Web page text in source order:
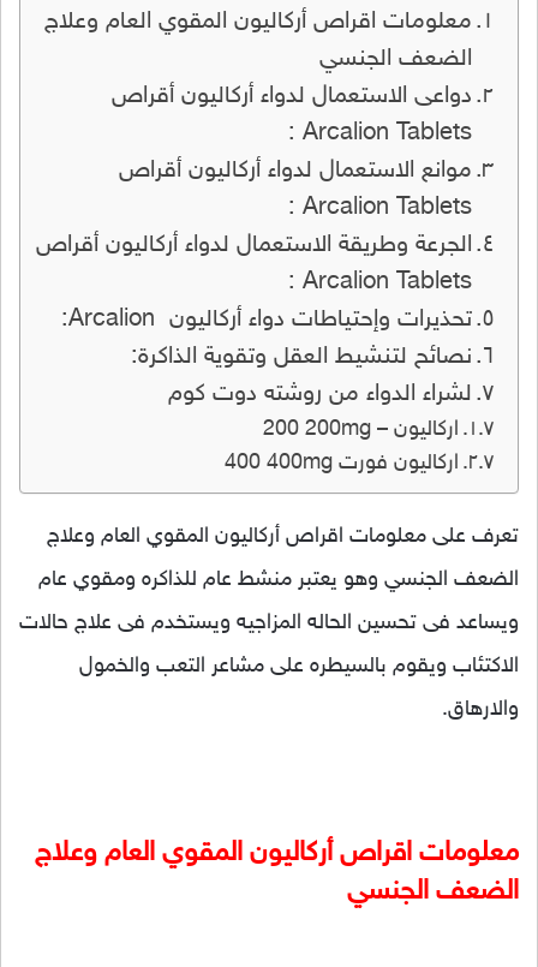
معلومات اقراص أركاليون المقوي العام وعلاج
الضعف الجنسي
دواعى الاستعمال لدواء أركاليون أقراص
Arcalion Tablets :
موانع الاستعمال لدواء أركاليون أقراص
Arcalion Tablets :
الجرعة وطريقة الاستعمال لدواء أركاليون أقراص
Arcalion Tablets :
تحذيرات وإحتياطات دواء أركاليون Arcalion:
نصائح لتنشيط العقل وتقوية الذاكرة:
لشراء الدواء من روشته دوت كوم
اركاليون – 200 200mg
اركاليون فورت 400 400mg
تعرف على معلومات اقراص أركاليون المقوي العام وعلاج
الضعف الجنسي وهو يعتبر منشط عام للذاكره ومقوي عام
ويساعد فى تحسين الحاله المزاجيه ويستخدم فى علاج حالات
الاكتئاب ويقوم بالسيطره على مشاعر التعب والخمول
والارهاق.
معلومات اقراص أركاليون المقوي العام وعلاج
الضعف الجنسي